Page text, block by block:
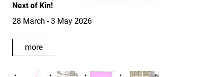
Next of Kin!
28 March - 3 May 2026
more